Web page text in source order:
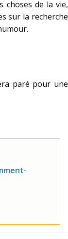
choses de la vie,
sur la recherche
paré pour une